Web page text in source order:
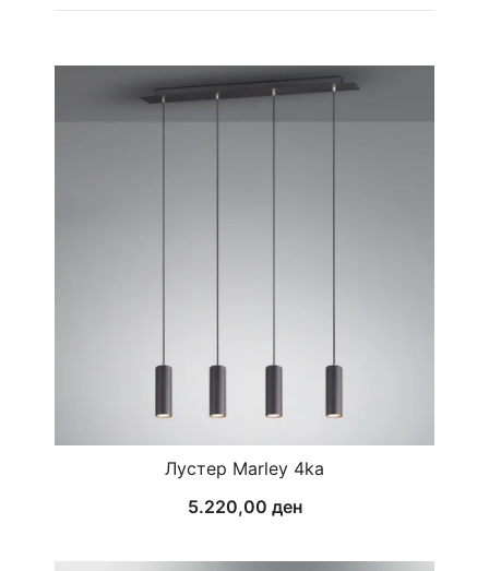
Лустер Marley 4ka
5.220,00 ден